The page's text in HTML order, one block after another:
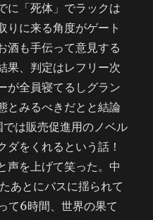
に「死体」でラックは
りに来る角度がゲート
酒も手伝って意見する
果、判定はレフリー次
が全員寝てるしグラン
とみるべきだとと結論
は販売促進用のノベル
ダをくれるという話！
声を上げて笑った。中
あとにバスに揺られて
て6時間、世界の果て